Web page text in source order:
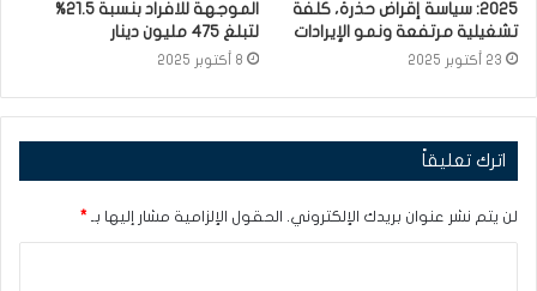
2025: سياسة إقراض حذرة، كلفة
تشغيلية مرتفعة ونمو الإيرادات
23 أكتوبر 2025
الموجهة للافراد بنسبة 21.5%
لتبلغ 475 مليون دينار
8 أكتوبر 2025
اترك تعليقاً
لن يتم نشر عنوان بريدك الإلكتروني. الحقول الإلزامية مشار إليها بـ *